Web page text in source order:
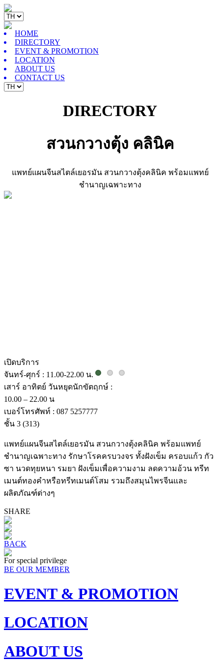
HOME
DIRECTORY
EVENT & PROMOTION
LOCATION
ABOUT US
CONTACT US
DIRECTORY
สวนกวางตุ้ง คลินิค
แพทย์แผนจีนสไตล์เยอรมัน สวนกวางตุ้งคลินิค พร้อมแพทย์
ชำนาญเฉพาะทาง
เปิดบริการ
จันทร์-ศุกร์ : 11.00-22.00 น.
เสาร์ อาทิตย์ วันหยุดนักขัตฤกษ์ :
10.00 – 22.00 น
เบอร์โทรศัพท์ : 087 5257777
ชั้น 3 (313)
แพทย์แผนจีนสไตล์เยอรมัน สวนกวางตุ้งคลินิค พร้อมแพทย์
ชำนาญเฉพาะทาง รักษาโรคครบวงจร ทั้งฝังเข็ม ครอบแก้ว กัว
ซา นวดทุยหนา รมยา ฝังเข็มเพื่อความงาม ลดความอ้วน ทรีท
เมนต์ทองคำหรือทรีทเมนต์โสม รวมถึงสมุนไพรจีนและ
ผลิตภัณฑ์ต่างๆ
SHARE
BACK
For special privilege
BE OUR MEMBER
EVENT & PROMOTION
LOCATION
ABOUT US